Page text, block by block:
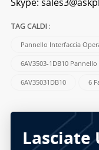
TAG CALDI :
Pannello Interfaccia
6AV3503-1DB10
6AV35031DB10 6
Lasciate